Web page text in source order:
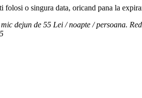
o singura data, oricand pana la
dejun de 55 Lei / noapte / persoana.